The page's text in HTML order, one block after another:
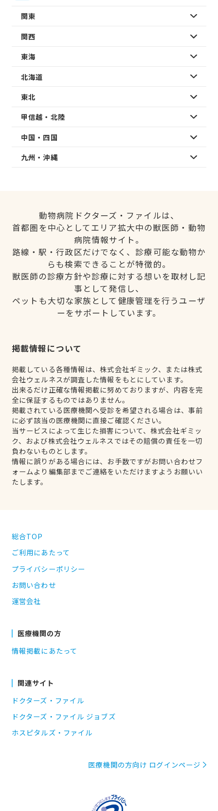
関東
関西
東海
北海道
東北
甲信越・北陸
中国・四国
九州・沖縄
動物病院ドクターズ・ファイルは、
首都圏を中心としてエリア拡大中の獣医師・動物
病院情報サイト。
路線・駅・行政区だけでなく、診療可能な動物か
らも検索できることが特徴的。
獣医師の診療方針や診療に対する想いを取材し記
事として発信し、
ペットも大切な家族として健康管理を行うユーザ
ーをサポートしています。
掲載情報について
掲載している各種情報は、株式会社ギミック、または株式
会社ウェルネスが調査した情報をもとにしています。
出来るだけ正確な情報掲載に努めておりますが、内容を完
全に保証するものではありません。
掲載されている医療機関へ受診を希望される場合は、事前
に必ず該当の医療機関に直接ご確認ください。
当サービスによって生じた損害について、株式会社ギミッ
ク、および株式会社ウェルネスではその賠償の責任を一切
負わないものとします。
情報に誤りがある場合には、お手数ですがお問い合わせフ
ォームより編集部までご連絡をいただけますようお願いい
たします。
総合TOP
ご利用にあたって
プライバシーポリシー
お問い合わせ
運営会社
医療機関の方
情報掲載にあたって
関連サイト
ドクターズ・ファイル
ドクターズ・ファイル ジョブズ
ホスピタルズ・ファイル
医療機関の方向け ログインページ